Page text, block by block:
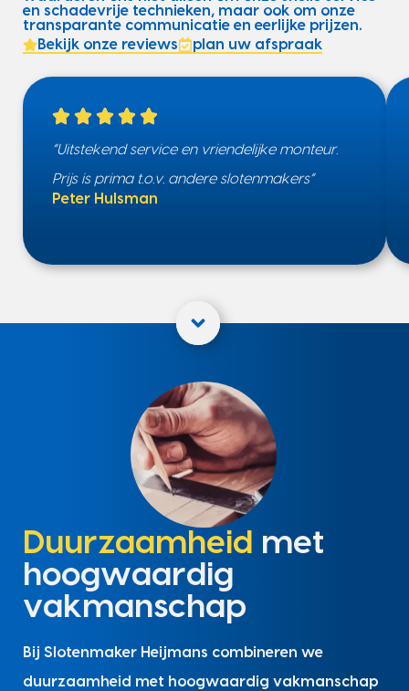
en schadevrije technieken, maar ook om onze
transparante communicatie en eerlijke prijzen.
Bekijk onze reviews
plan uw afspraak
“Uitstekend service en vriendelijke monteur.
Prijs is prima t.o.v. andere slotenmakers”
Peter Hulsman
Duurzaamheid met
hoogwaardig
vakmanschap
Bij Slotenmaker Heijmans combineren we
duurzaamheid met hoogwaardig vakmanschap